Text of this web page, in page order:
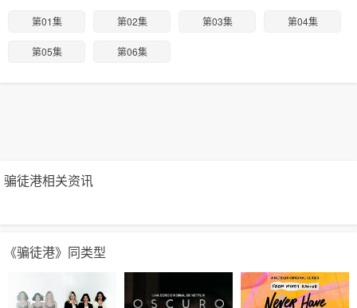
第01集 第02集 第03集 第04集
第05集 第06集
骗徒港相关资讯
《骗徒港》同类型